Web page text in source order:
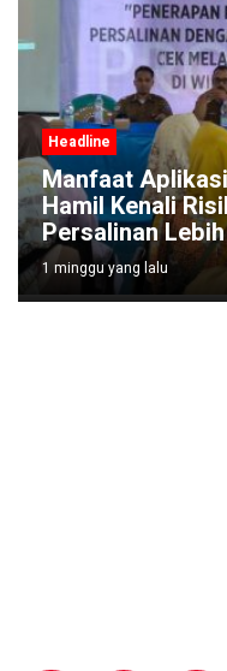
Headline
Manfaat
Hamil Kenali
Persalinan
1 minggu yang lalu